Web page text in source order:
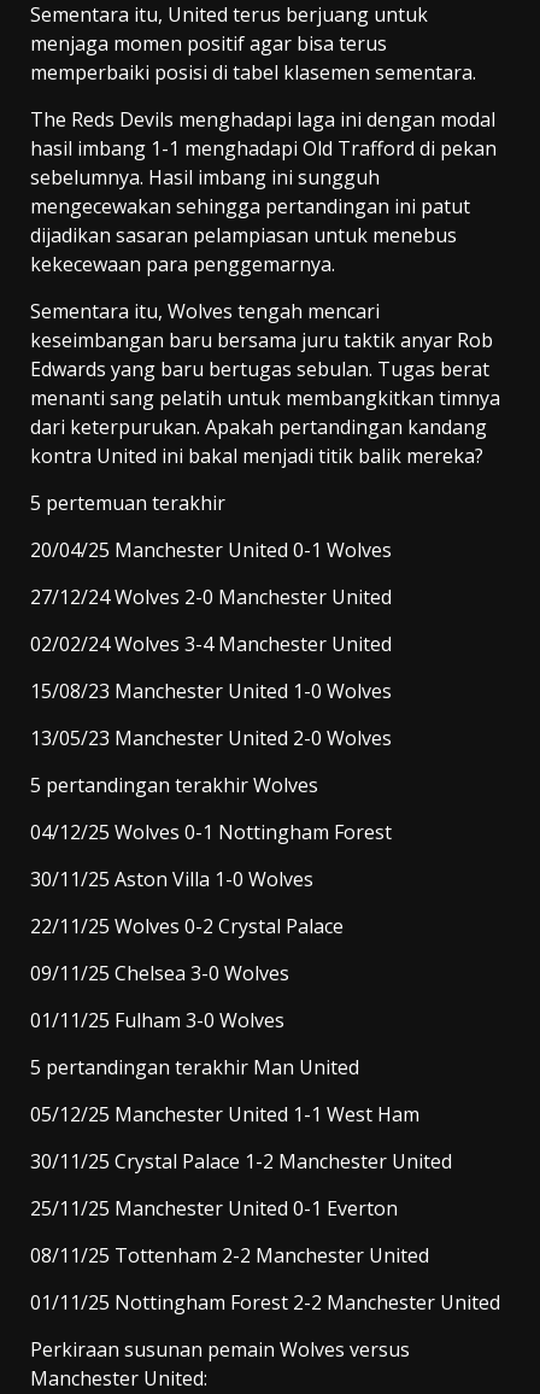
Sementara itu, United terus berjuang untuk
menjaga momen positif agar bisa terus
memperbaiki posisi di tabel klasemen sementara.
The Reds Devils menghadapi laga ini dengan modal
hasil imbang 1-1 menghadapi Old Trafford di pekan
sebelumnya. Hasil imbang ini sungguh
mengecewakan sehingga pertandingan ini patut
dijadikan sasaran pelampiasan untuk menebus
kekecewaan para penggemarnya.
Sementara itu, Wolves tengah mencari
keseimbangan baru bersama juru taktik anyar Rob
Edwards yang baru bertugas sebulan. Tugas berat
menanti sang pelatih untuk membangkitkan timnya
dari keterpurukan. Apakah pertandingan kandang
kontra United ini bakal menjadi titik balik mereka?
5 pertemuan terakhir
20/04/25 Manchester United 0-1 Wolves
27/12/24 Wolves 2-0 Manchester United
02/02/24 Wolves 3-4 Manchester United
15/08/23 Manchester United 1-0 Wolves
13/05/23 Manchester United 2-0 Wolves
5 pertandingan terakhir Wolves
04/12/25 Wolves 0-1 Nottingham Forest
30/11/25 Aston Villa 1-0 Wolves
22/11/25 Wolves 0-2 Crystal Palace
09/11/25 Chelsea 3-0 Wolves
01/11/25 Fulham 3-0 Wolves
5 pertandingan terakhir Man United
05/12/25 Manchester United 1-1 West Ham
30/11/25 Crystal Palace 1-2 Manchester United
25/11/25 Manchester United 0-1 Everton
08/11/25 Tottenham 2-2 Manchester United
01/11/25 Nottingham Forest 2-2 Manchester United
Perkiraan susunan pemain Wolves versus
Manchester United: